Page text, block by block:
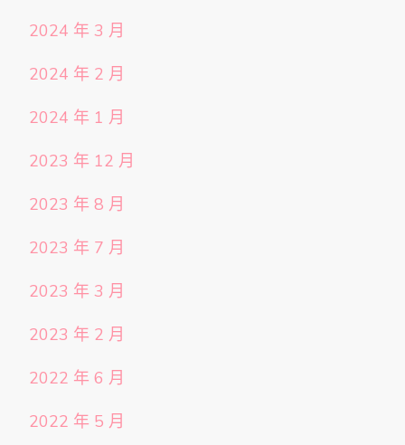
2024 年 3 月
2024 年 2 月
2024 年 1 月
2023 年 12 月
2023 年 8 月
2023 年 7 月
2023 年 3 月
2023 年 2 月
2022 年 6 月
2022 年 5 月